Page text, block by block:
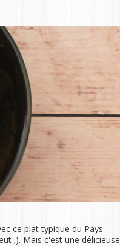
ce plat typique du Pays
;). Mais c'est une délicieuse